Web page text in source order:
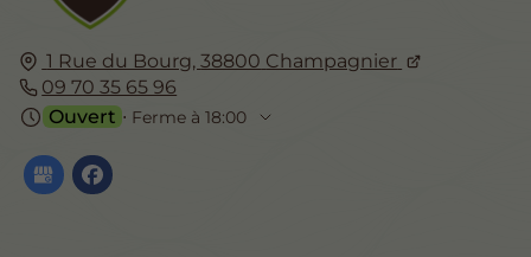
1 Rue du Bourg,38800 Champagnier
09 70 35 65 96
Ouvert ⋅ Ferme à 18:00